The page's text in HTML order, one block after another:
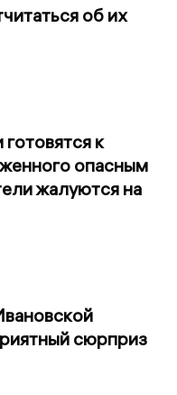
об их
к
опасным
жалуются на
сюрприз